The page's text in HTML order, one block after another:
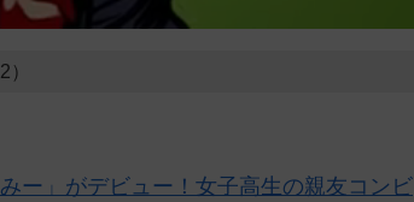
ー」がデビュー！女子高生の親友コンビ